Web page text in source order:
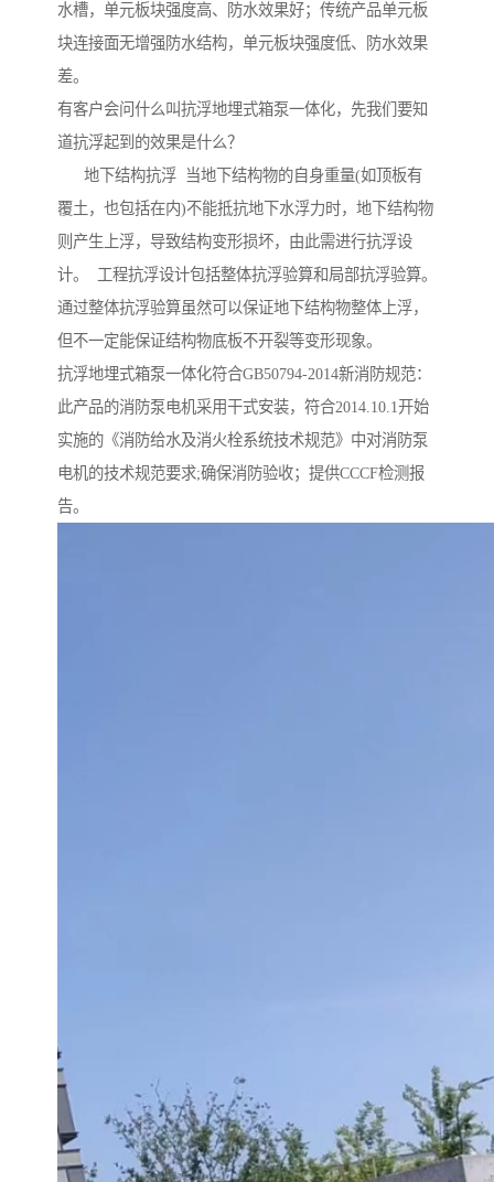
水槽，单元板块强度高、防水效果好；传统产品单元板
块连接面无增强防水结构，单元板块强度低、防水效果
差。
有客户会问什么叫抗浮地埋式箱泵一体化，先我们要知
道抗浮起到的效果是什么？
地下结构抗浮 当地下结构物的自身重量(如顶板有
覆土，也包括在内)不能抵抗地下水浮力时，地下结构物
则产生上浮，导致结构变形损坏，由此需进行抗浮设
计。 工程抗浮设计包括整体抗浮验算和局部抗浮验算。
通过整体抗浮验算虽然可以保证地下结构物整体上浮，
但不一定能保证结构物底板不开裂等变形现象。
抗浮地埋式箱泵一体化符合GB50794-2014新消防规范：
此产品的消防泵电机采用干式安装，符合2014.10.1开始
实施的《消防给水及消火栓系统技术规范》中对消防泵
电机的技术规范要求;确保消防验收；提供CCCF检测报
告。